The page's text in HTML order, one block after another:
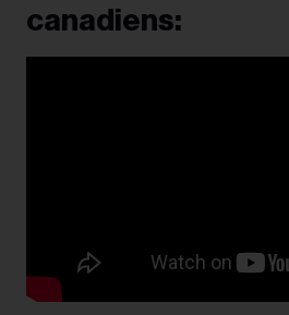
canadiens: